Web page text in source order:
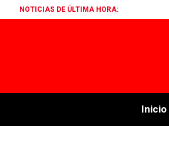
NOTICIAS DE ÚLTIMA HORA:
Inicio